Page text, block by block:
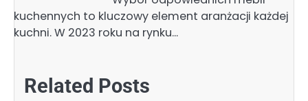
kuchennych to kluczowy element aranżacji każdej
kuchni. W 2023 roku na rynku…
Related Posts